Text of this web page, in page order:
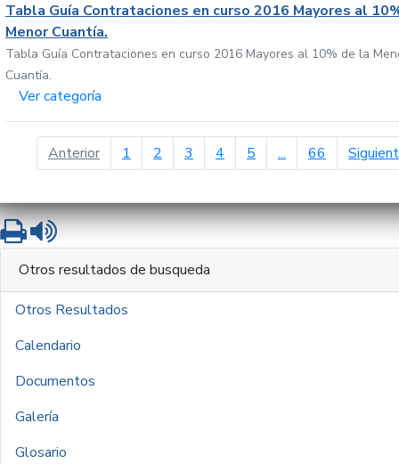
Tabla Guía Contrataciones en curso 2016 Mayores al
Menor Cuantía.
Tabla Guía Contrataciones en curso 2016 Mayores al 10% de la
Cuantía.
Ver categoría
Anteriorpágina anterior
1 2 3 4 5 ... 66
ImprimirLeer contenido
Otros resultados de busqueda
Otros Resultados
Calendario
Documentos
Galería
Glosario